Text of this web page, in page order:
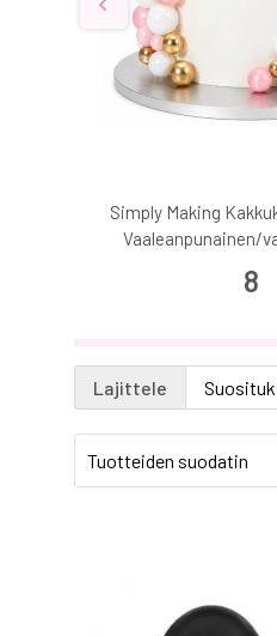
Simply Making
Vaaleanpunainen/
8
Lajittele
Tuotteiden suodatin